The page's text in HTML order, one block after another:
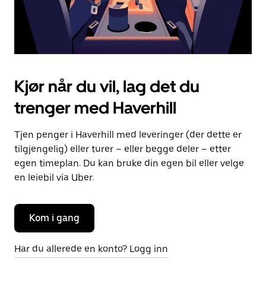
Kjør når du vil, lag det du
trenger med Haverhill
Tjen penger i Haverhill med leveringer (der dette er
tilgjengelig) eller turer – eller begge deler – etter
egen timeplan. Du kan bruke din egen bil eller velge
en leiebil via Uber.
Kom i gang
Har du allerede en konto? Logg inn